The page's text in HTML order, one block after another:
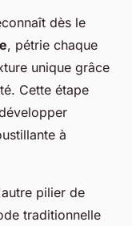
dès le
, pétrie chaque
unique grâce
Cette étape
à
pilier de
traditionnelle